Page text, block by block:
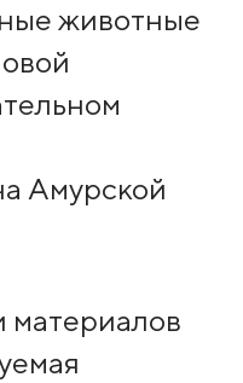
животные
Амурской
материалов